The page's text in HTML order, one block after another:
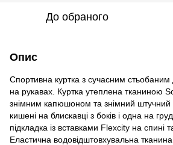
До обраного
Опис
Спортивна куртка з сучасним
на рукавах. Куртка утеплена тканиною
знімним капюшоном та знімний штучний
кишені на блискавці з боків і одна на
підкладка із вставками Flexcity на спині
Еластична водовідштовхувальна